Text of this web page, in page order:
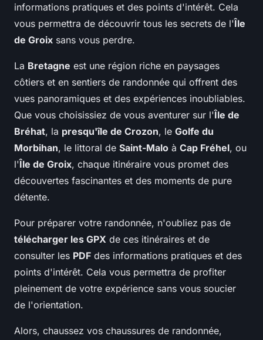
informations pratiques et des points d'intérêt. Cela
vous permettra de découvrir tous les secrets de l'Île
de Groix sans vous perdre.
La Bretagne est une région riche en paysages
côtiers et en sentiers de randonnée qui offrent des
vues panoramiques et des expériences inoubliables.
Que vous choisissiez de vous aventurer sur l'Île de
Bréhat, la presqu'île de Crozon, le Golfe du
Morbihan, le littoral de Saint-Malo à Cap Fréhel, ou
l'Île de Groix, chaque itinéraire vous promet des
découvertes fascinantes et des moments de pure
détente.
Pour préparer votre randonnée, n'oubliez pas de
télécharger les GPX de ces itinéraires et de
consulter les PDF des informations pratiques et des
points d'intérêt. Cela vous permettra de profiter
pleinement de votre expérience sans vous soucier
de l'orientation.
Alors, chaussez vos chaussures de randonnée,